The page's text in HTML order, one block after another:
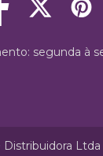
segunda à
Ltda